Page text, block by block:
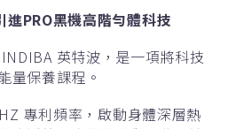
進PRO黑機高階勻體科技
英特波，是一項將科技
量保養課程。
專利頻率，啟動身體深層熱